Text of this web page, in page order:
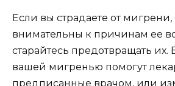
Если вы страдаете от мигрени,
внимательны к причинам ее
старайтесь предотвращать их.
вашей мигренью помогут
предписанные врачом, или